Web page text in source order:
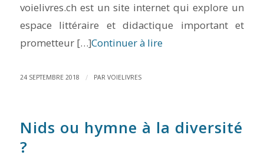
voielivres.ch est un site internet qui explore un
espace littéraire et didactique important et
prometteur […]Continuer à lire
24 SEPTEMBRE 2018 / PAR VOIELIVRES
Nids ou hymne à la diversité
?